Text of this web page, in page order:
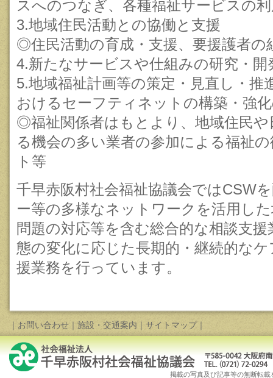
スへのつなぎ、各種福祉サービスの
3.地域住民活動との協働と支援
◎住民活動の育成・支援、要援護者の
4.新たなサービスや仕組みの研究・開
5.地域福祉計画等の策定・見直し・推
おけるセーフティネットの構築・強
◎福祉関係者はもとより、地域住民
る機会の多い業者の参加による福祉
ト等
千早赤阪村社会福祉協議会ではCSW
ー等の多様なネットワークを活用し
問題の対応等を含む総合的な相談支
態の変化に応じた長期的・継続的な
援業務を行っています。
｜ お問い合わせ ｜ 施設・交通案内 ｜ サイトマップ｜
掲載の写真及び記事等の無断転